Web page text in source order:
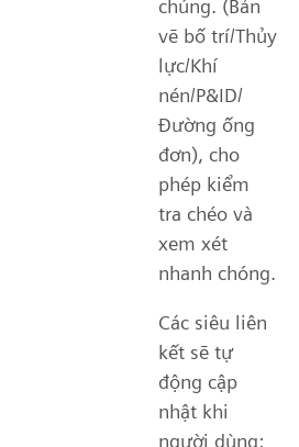
chúng. (Bản
vẽ bố trí/Thủy
lực/Khí
nén/P&ID/
Đường ống
đơn), cho
phép kiểm
tra chéo và
xem xét
nhanh chóng.
Các siêu liên
kết sẽ tự
động cập
nhật khi
người dùng: